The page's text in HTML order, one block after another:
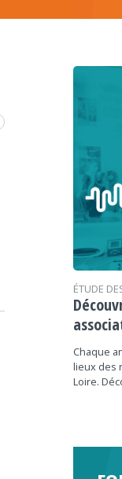
ÉTUDE
Chaque
lieux des
Loire.